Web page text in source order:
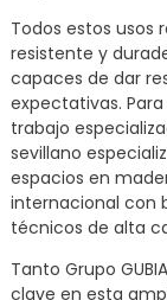
Todos estos
resistente y
capaces de dar
expectativas.
trabajo
sevillano
espacios en
internacional con
técnicos de alta
Tanto Grupo
clave en esta